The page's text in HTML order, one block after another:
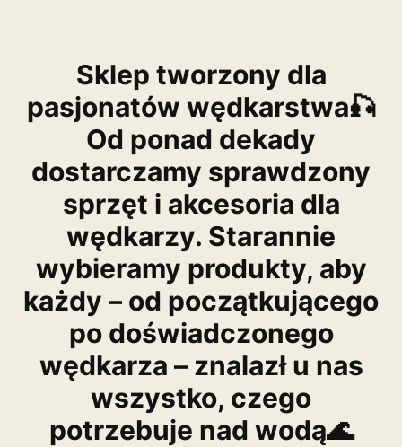
Sklep tworzony dla
pasjonatów wędkarstwa🎣
Od ponad dekady
dostarczamy sprawdzony
sprzęt i akcesoria dla
wędkarzy. Starannie
wybieramy produkty, aby
każdy – od początkującego
po doświadczonego
wędkarza – znalazł u nas
wszystko, czego
potrzebuje nad wodą🌊